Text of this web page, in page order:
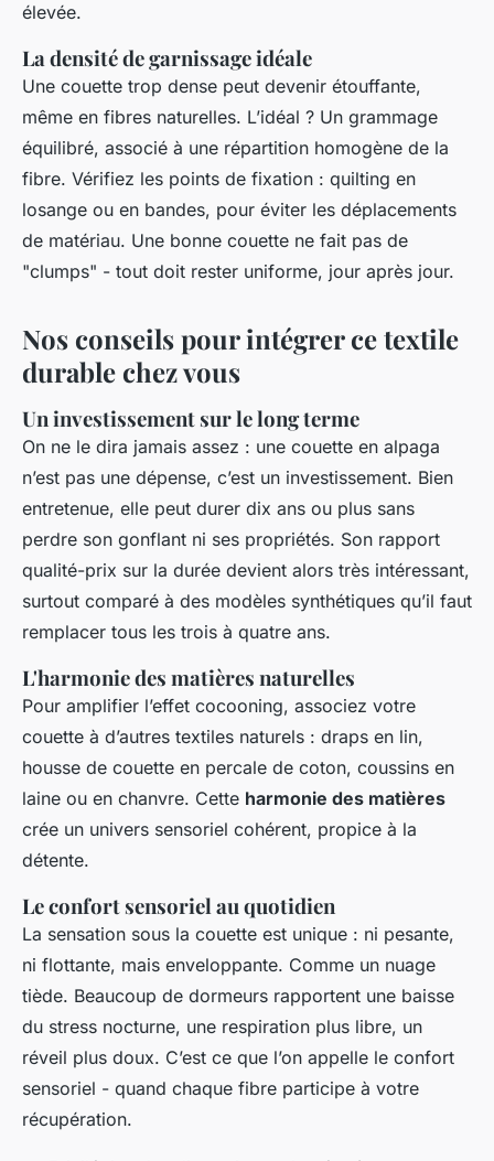
élevée.
La densité de garnissage idéale
Une couette trop dense peut devenir étouffante,
même en fibres naturelles. L’idéal ? Un grammage
équilibré, associé à une répartition homogène de la
fibre. Vérifiez les points de fixation : quilting en
losange ou en bandes, pour éviter les déplacements
de matériau. Une bonne couette ne fait pas de
"clumps" - tout doit rester uniforme, jour après jour.
Nos conseils pour intégrer ce textile
durable chez vous
Un investissement sur le long terme
On ne le dira jamais assez : une couette en alpaga
n’est pas une dépense, c’est un investissement. Bien
entretenue, elle peut durer dix ans ou plus sans
perdre son gonflant ni ses propriétés. Son rapport
qualité-prix sur la durée devient alors très intéressant,
surtout comparé à des modèles synthétiques qu’il faut
remplacer tous les trois à quatre ans.
L'harmonie des matières naturelles
Pour amplifier l’effet cocooning, associez votre
couette à d’autres textiles naturels : draps en lin,
housse de couette en percale de coton, coussins en
laine ou en chanvre. Cette harmonie des matières
crée un univers sensoriel cohérent, propice à la
détente.
Le confort sensoriel au quotidien
La sensation sous la couette est unique : ni pesante,
ni flottante, mais enveloppante. Comme un nuage
tiède. Beaucoup de dormeurs rapportent une baisse
du stress nocturne, une respiration plus libre, un
réveil plus doux. C’est ce que l’on appelle le confort
sensoriel - quand chaque fibre participe à votre
récupération.